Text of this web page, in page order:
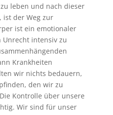
leben und nach dieser
ist der Weg zur
ist ein emotionaler
Unrecht intensiv zu
Krankheiten
wir nichts bedauern,
den wir zu
Kontrolle über unsere
Wir sind für unser